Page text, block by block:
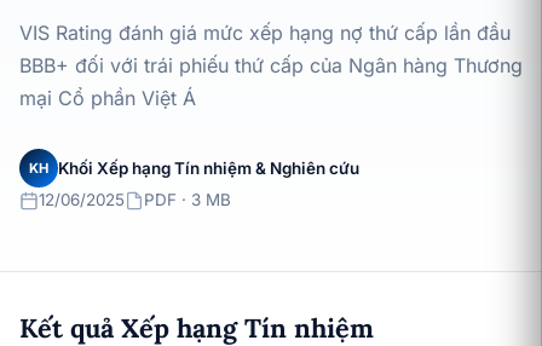
VIS Rating đánh giá mức xếp hạng nợ thứ cấp lần đầu
BBB+ đối với trái phiếu thứ cấp của Ngân hàng Thương
mại Cổ phần Việt Á
KH
Khối Xếp hạng Tín nhiệm & Nghiên cứu
12/06/2025
PDF · 3 MB
Kết quả Xếp hạng Tín nhiệm